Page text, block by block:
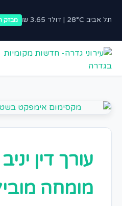
תל אביב 28°C | דולר 3.65 ₪ מבזק
עורך דין
מומחה